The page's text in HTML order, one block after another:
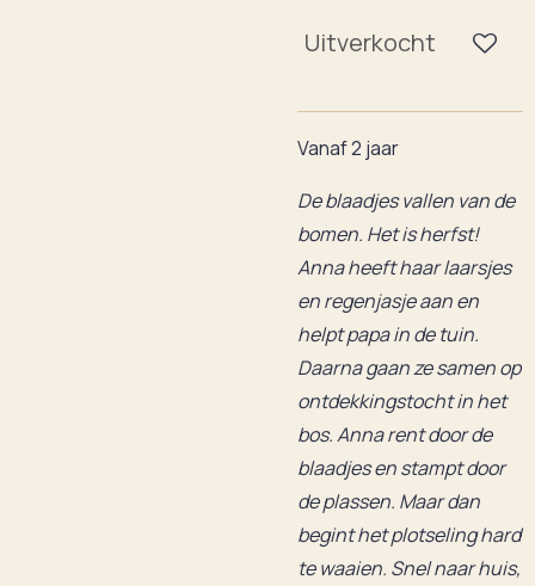
Uitverkocht
Vanaf 2 jaar
De blaadjes vallen van de
bomen. Het is herfst!
Anna heeft haar laarsjes
en regenjasje aan en
helpt papa in de tuin.
Daarna gaan ze samen op
ontdekkingstocht in het
bos. Anna rent door de
blaadjes en stampt door
de plassen. Maar dan
begint het plotseling hard
te waaien. Snel naar huis,